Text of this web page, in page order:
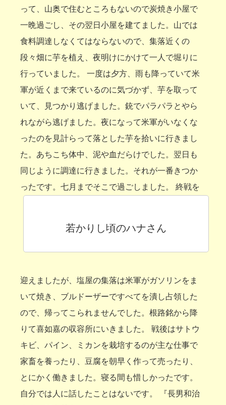
って、山奥で住むところもないので炭焼き小屋で
一晩過ごし、その翌日小屋を建てました。山では
食料調達しなくてはならないので、集落近くの
段々畑に芋を植え、夜明けにかけて一人で堀りに
行っていました。 一度は夕方、雨も降っていて米
軍が近くまで来ているのに気づかず、芋を取って
いて、見つかり逃げました。銃でパラパラとやら
れながら逃げました。夜になって米軍がいなくな
ったのを見計らって落とした芋を拾いに行きまし
た。あちこち体中、泥や血だらけでした。翌日も
同じように調達に行きました。それが一番きつか
ったです。七月までそこで過ごしました。
若かりし頃のハナさん
終戦を
迎えましたが、塩屋の集落は米軍がガソリンをま
いて焼き、ブルドーザーですべてを潰し占領した
ので、帰ってこられませんでした。根路銘から降
りて喜如嘉の収容所にいきました。 戦後はサトウ
キビ、パイン、ミカンを栽培するのが主な仕事で
家畜を養ったり、豆腐を朝早く作って売ったり、
とにかく働きました。寝る間も惜しかったです。
自分では人に話したことはないです。 『長男和治